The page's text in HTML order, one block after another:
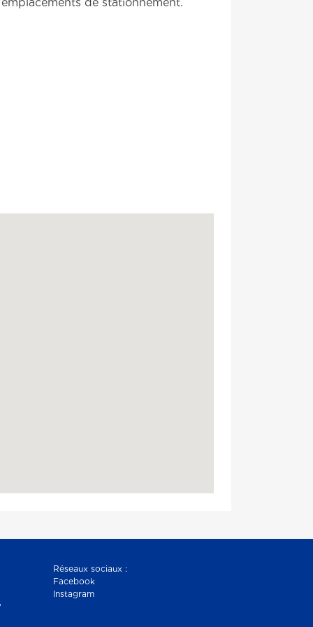
de stationnement.
Réseaux sociaux :
Facebook
Instagram